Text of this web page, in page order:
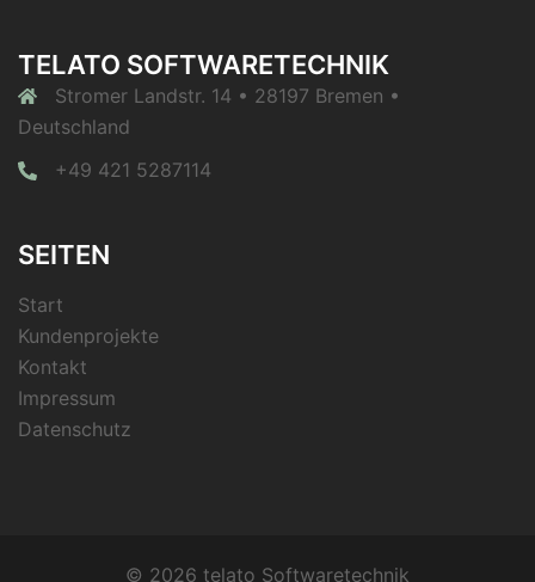
TELATO SOFTWARETECHNIK
Stromer Landstr. 14 • 28197 Bremen •
Deutschland
+49 421 5287114
SEITEN
Start
Kundenprojekte
Kontakt
Impressum
Datenschutz
© 2026 telato Softwaretechnik